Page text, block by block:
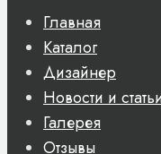
Главная
Каталог
Дизайнер
Новости и
Галерея
Отзывы